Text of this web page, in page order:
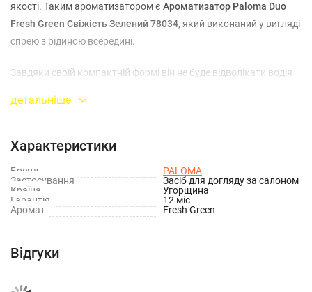
якості. Таким ароматизатором є Ароматизатор Paloma Duo
Fresh Green Свіжість Зелений 78034, який виконаний у вигляді
спрею з рідиною всередині.
Завдяки своїй компактній формі він не буде відволікати водія
наповнювати його ванільним запахом Fresh Green.
використання не викликає алергії та інших подразнень.
Даний автомобільний ароматизатор має справедливим
співвідношенням високої якості і демократичною вартості, а
так само зробить максимально комфортним і не напруженим
Особливості
Використання: Підвісні
детальніше
Характеристики
Бренд
PALOMA
Застосування
Засіб для догляду за салоном
Країна
Угорщина
Гарантія
12 міс
Аромат
Fresh Green
Відгуки